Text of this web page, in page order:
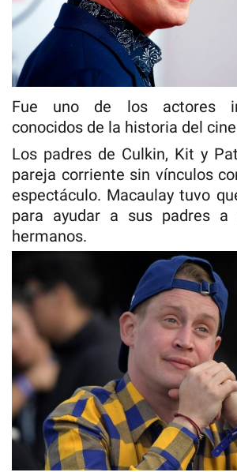
Fue uno de los actores
conocidos de la historia del
Los padres de Culkin, Kit y
pareja corriente sin vínculos
espectáculo. Macaulay tuvo
para ayudar a sus padres a
hermanos.